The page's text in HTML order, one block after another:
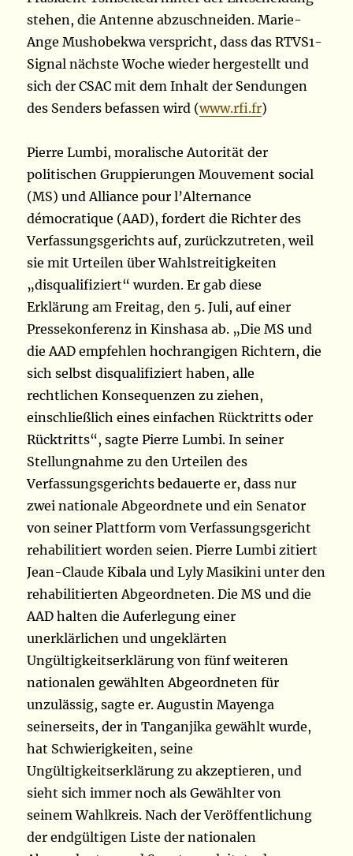
stehen, die Antenne abzuschneiden. Marie-
Ange Mushobekwa verspricht, dass das RTVS1-
Signal nächste Woche wieder hergestellt und
sich der CSAC mit dem Inhalt der Sendungen
des Senders befassen wird (www.rfi.fr)
Pierre Lumbi, moralische Autorität der
politischen Gruppierungen Mouvement social
(MS) und Alliance pour l’Alternance
démocratique (AAD), fordert die Richter des
Verfassungsgerichts auf, zurückzutreten, weil
sie mit Urteilen über Wahlstreitigkeiten
„disqualifiziert“ wurden. Er gab diese
Erklärung am Freitag, den 5. Juli, auf einer
Pressekonferenz in Kinshasa ab. „Die MS und
die AAD empfehlen hochrangigen Richtern, die
sich selbst disqualifiziert haben, alle
rechtlichen Konsequenzen zu ziehen,
einschließlich eines einfachen Rücktritts oder
Rücktritts“, sagte Pierre Lumbi. In seiner
Stellungnahme zu den Urteilen des
Verfassungsgerichts bedauerte er, dass nur
zwei nationale Abgeordnete und ein Senator
von seiner Plattform vom Verfassungsgericht
rehabilitiert worden seien. Pierre Lumbi zitiert
Jean-Claude Kibala und Lyly Masikini unter den
rehabilitierten Abgeordneten. Die MS und die
AAD halten die Auferlegung einer
unerklärlichen und ungeklärten
Ungültigkeitserklärung von fünf weiteren
nationalen gewählten Abgeordneten für
unzulässig, sagte er. Augustin Mayenga
seinerseits, der in Tanganjika gewählt wurde,
hat Schwierigkeiten, seine
Ungültigkeitserklärung zu akzeptieren, und
sieht sich immer noch als Gewählter von
seinem Wahlkreis. Nach der Veröffentlichung
der endgültigen Liste der nationalen